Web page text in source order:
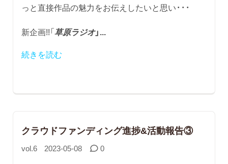
っと直接作品の魅力をお伝えしたいと思い・・・
新企画!!「草原ラジオ」...
続きを読む
​クラウドファンディング進捗&活動報告③
vol.6 2023-05-08 0